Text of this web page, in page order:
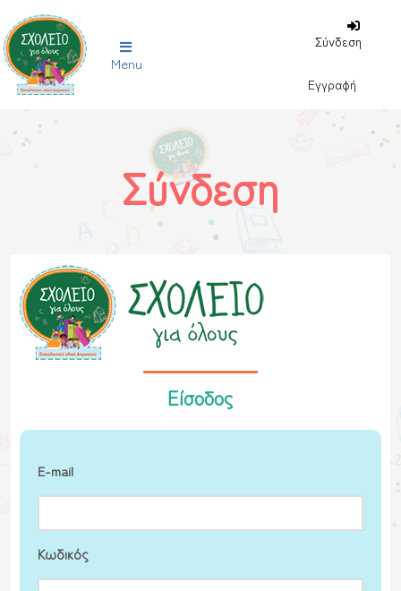
Menu
Σύνδεση
Εγγραφή
Σύνδεση
Είσοδος
E-mail
Κωδικός